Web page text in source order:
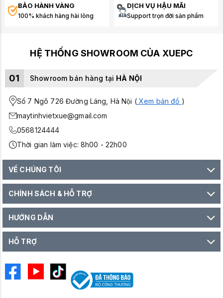
BẢO HÀNH VÀNG
100% khách hàng hài lòng
DỊCH VỤ HẬU MÃI
Support trọn đời sản phẩm
HỆ THỐNG SHOWROOM CỦA XUEPC
01 Showroom bán hàng tại HÀ NỘI
Số 7 Ngõ 726 Đường Láng, Hà Nội (Xem bản đồ )
maytinhvietxue@gmail.com
0568124444
Thời gian làm việc: 8h00 - 22h00
VỀ CHÚNG TÔI
CHÍNH SÁCH & HỖ TRỢ
HƯỚNG DẪN
HỖ TRỢ